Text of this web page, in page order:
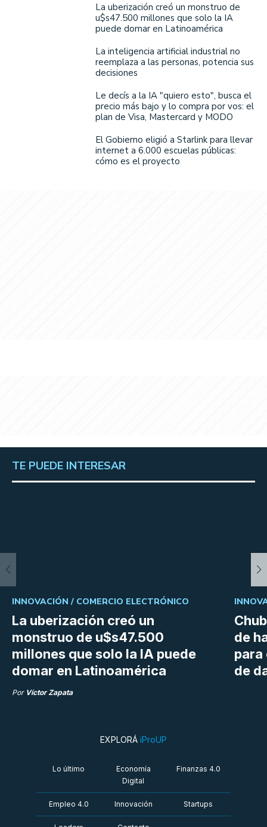
La uberización creó un monstruo de
u$s47.500 millones que solo la IA
puede domar en Latinoamérica
La inteligencia artificial industrial no
reemplaza a las personas, potencia sus
decisiones
Le decís a la IA "quiero esto", busca el
precio más bajo y lo compra por vos: el
plan de Visa, Mastercard y MODO
El Gobierno eligió a Starlink para llevar
internet a 6.000 escuelas públicas:
cómo es el proyecto
TE PUEDE INTERESAR
La uberización creó un
monstruo de u$s47.500
millones que solo la IA puede
domar en Latinoamérica
INNOVACIÓN / COMERCIO ELECTRÓNICO
Por Víctor Zapata
de
para
de
EXPLORÁ iProUP
Lo último
Economía
Digital
Finanzas 4.0
Empleo 4.0 Innovación Startups